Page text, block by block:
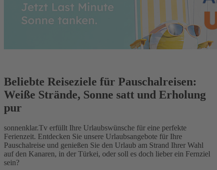
Beliebte Reiseziele für Pauschalreisen:
Weiße Strände, Sonne satt und Erholung
pur
sonnenklar.Tv erfüllt Ihre Urlaubswünsche für eine perfekte
Ferienzeit. Entdecken Sie unsere Urlaubsangebote für Ihre
Pauschalreise und genießen Sie den Urlaub am Strand Ihrer Wahl
auf den Kanaren, in der Türkei, oder soll es doch lieber ein Fernziel
sein?